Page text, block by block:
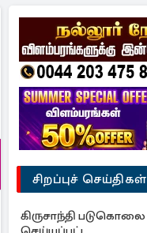
சிறப்புச் செய்திகள்
கிருசாந்தி படுகொலை